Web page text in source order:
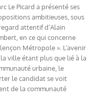
Le Picard a présenté ses
ambitieuses, sous
attentif d’Alain
en ce qui concerne
Métropole ». L’avenir
ville étant plus que lié à la
urbaine, le
le candidat se voit
de la communauté